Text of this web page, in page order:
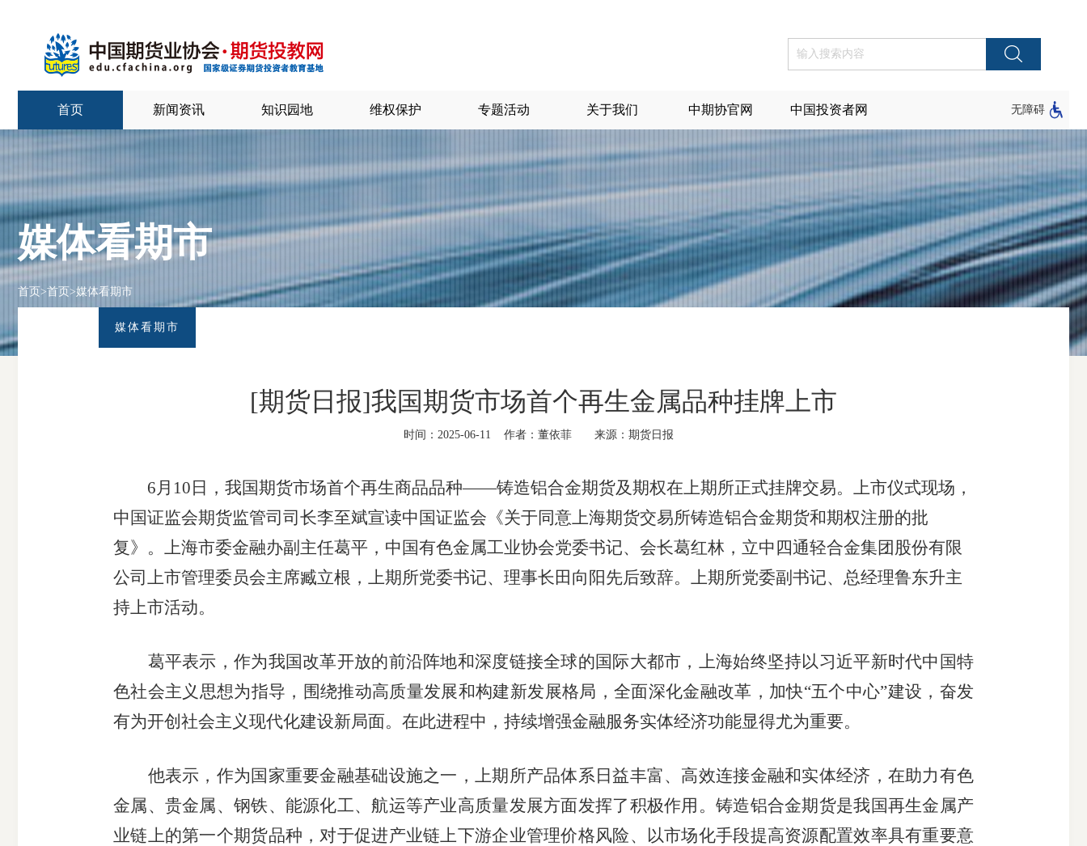
首页 新闻资讯 知识园地 维权保护 专题活动 关于我们 中期协官网 中国投资者网 无障碍
媒体看期市
首页>首页>媒体看期市
媒体看期市
[期货日报]我国期货市场首个再生金属品种挂牌上市
时间：2025-06-11 作者：董依菲 来源：期货日报
6月10日，我国期货市场首个再生商品品种——铸造铝合金期货及期权在上期所正式挂牌交易。上市仪式现场，
中国证监会期货监管司司长李至斌宣读中国证监会《关于同意上海期货交易所铸造铝合金期货和期权注册的批
复》。上海市委金融办副主任葛平，中国有色金属工业协会党委书记、会长葛红林，立中四通轻合金集团股份有限
公司上市管理委员会主席臧立根，上期所党委书记、理事长田向阳先后致辞。上期所党委副书记、总经理鲁东升主
持上市活动。
葛平表示，作为我国改革开放的前沿阵地和深度链接全球的国际大都市，上海始终坚持以习近平新时代中国特
色社会主义思想为指导，围绕推动高质量发展和构建新发展格局，全面深化金融改革，加快“五个中心”建设，奋发
有为开创社会主义现代化建设新局面。在此进程中，持续增强金融服务实体经济功能显得尤为重要。
他表示，作为国家重要金融基础设施之一，上期所产品体系日益丰富、高效连接金融和实体经济，在助力有色
金属、贵金属、钢铁、能源化工、航运等产业高质量发展方面发挥了积极作用。铸造铝合金期货是我国再生金属产
业链上的第一个期货品种，对于促进产业链上下游企业管理价格风险、以市场化手段提高资源配置效率具有重要意